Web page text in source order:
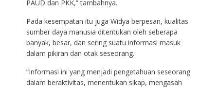
PAUD dan PKK,” tambahnya.
Pada kesempatan itu juga Widya berpesan, kualitas
sumber daya manusia ditentukan oleh seberapa
banyak, besar, dan sering suatu informasi masuk
dalam pikiran dan otak seseorang.
“Informasi ini yang menjadi pengetahuan seseorang
dalam beraktivitas, menentukan sikap, mengasah